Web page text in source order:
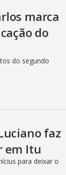
marca
do
do segundo
faz
em Itu
para deixar o